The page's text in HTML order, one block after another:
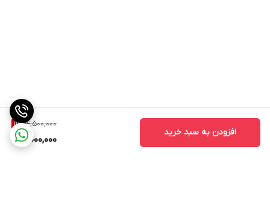
4,500,000
11%
4,000,000
افزودن به سبد خرید